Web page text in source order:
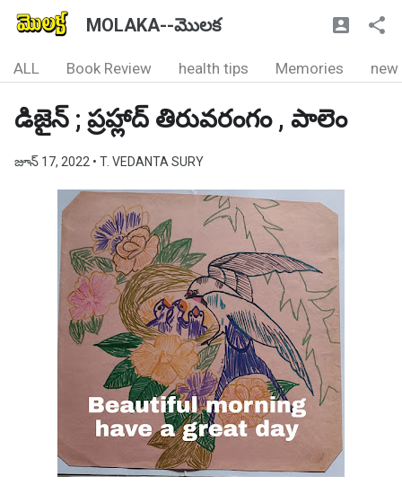
MOLAKA--మొలక
ALL Book Review health tips Memories new
డిజైన్ ; ప్రహ్లాద్ తిరువరంగం , పాలెం
జూన్ 17, 2022 • T. VEDANTA SURY